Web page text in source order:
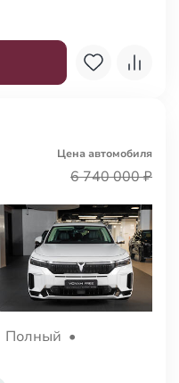
Цена автомобиля
6 740 000 ₽
Полный •